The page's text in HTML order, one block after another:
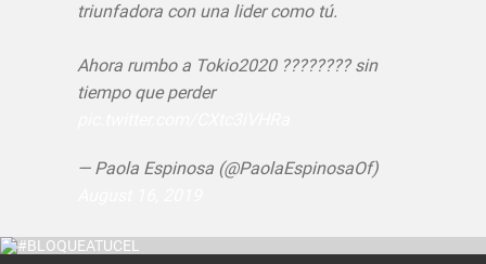
triunfadora con una lider como tú.
Ahora rumbo a Tokio2020 ???????? sin
tiempo que perder
— Paola Espinosa (@PaolaEspinosaOf)